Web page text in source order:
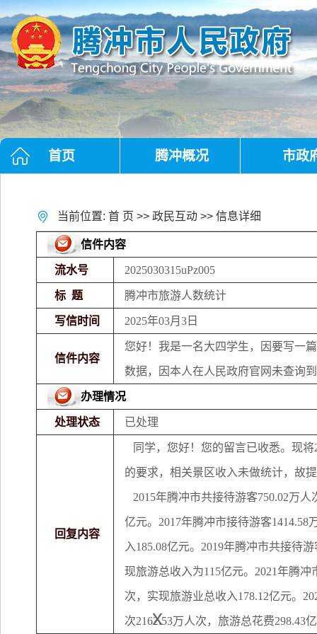
x
首页 腾冲概况 市政
当前位置: 首 页 >> 政民互动 >> 信息详细
信件内容
流水号 2025030315uPz005
标 题 腾冲市旅游人数统计
写信时间 2025年03月3日
信件内容
您好！我是一名大四学生，因要写一
数据，因本人在人民政府官网未查询
办理情况
处理状态 已处理
回复内容
同学，您好！您的留言已收悉。现将
的要求，相关景区收入未做统计，故
2015年腾冲市共接待游客750.02万人
亿元。 2017年腾冲市接待游客1414.58
入185.08亿元。 2019年腾冲市共接待游
现旅游总收入为115亿元。 2021年腾冲
次 ， 实现旅游业总收入178.12亿元。
次2162.53万人次，旅游总花费298.43